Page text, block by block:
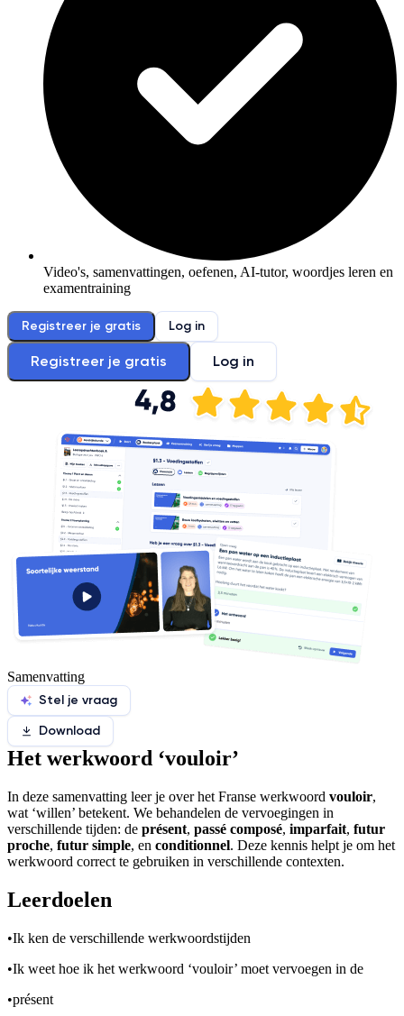
Video's, samenvattingen, oefenen, AI-tutor, woordjes leren en
examentraining
Registreer je gratis Log in
Registreer je gratis Log in
Samenvatting
Stel je vraag
Download
Het werkwoord ‘vouloir’
In deze samenvatting leer je over het Franse werkwoord vouloir,
wat ‘willen’ betekent. We behandelen de vervoegingen in
verschillende tijden: de présent, passé composé, imparfait, futur
proche, futur simple, en conditionnel. Deze kennis helpt je om het
werkwoord correct te gebruiken in verschillende contexten.
Leerdoelen
•Ik ken de verschillende werkwoordstijden
•Ik weet hoe ik het werkwoord ‘vouloir’ moet vervoegen in de
•présent